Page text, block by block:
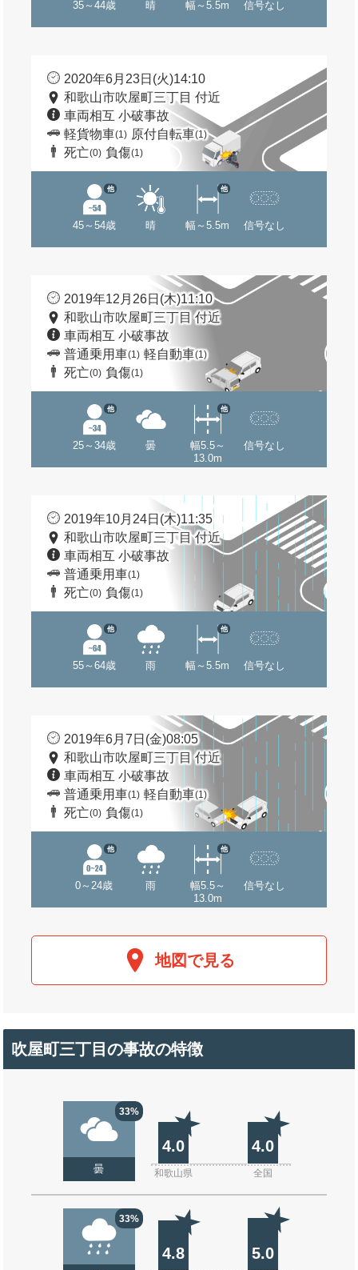
35～44歳 晴 幅～5.5m 信号なし
2020年6月23日(火)14:10
和歌山市吹屋町三丁目 付近
車両相互 小破事故
軽貨物車(1) 原付自転車(1)
死亡(0) 負傷(1)
45～54歳
他
晴 幅～5.5m
他
信号なし
2019年12月26日(木)11:10
和歌山市吹屋町三丁目 付近
車両相互 小破事故
普通乗用車(1) 軽自動車(1)
死亡(0) 負傷(1)
25～34歳
他
曇
幅5.5～
13.0m
他
信号なし
2019年10月24日(木)11:35
和歌山市吹屋町三丁目 付近
車両相互 小破事故
普通乗用車(1)
死亡(0) 負傷(1)
55～64歳
他
雨 幅～5.5m
他
信号なし
2019年6月7日(金)08:05
和歌山市吹屋町三丁目 付近
車両相互 小破事故
普通乗用車(1) 軽自動車(1)
死亡(0) 負傷(1)
0～24歳
他
雨
幅5.5～
13.0m
他
信号なし
地図で見る
吹屋町三丁目の事故の特徴
33%
曇
4.0 4.0
和歌山県 全国
33%
4.8 5.0